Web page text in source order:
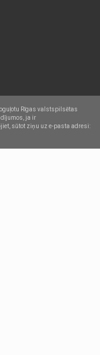
Rīgas valstspilsētas
ja ir
sūtot ziņu uz e-pasta adresi: